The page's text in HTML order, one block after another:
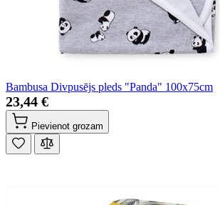
Bambusa Divpusējs pleds "Panda" 100x75cm
23,44 €
Pievienot grozam